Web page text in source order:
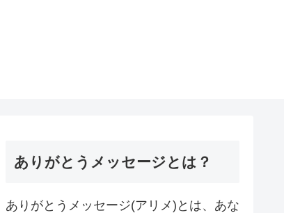
ありがとうメッセージとは？
ありがとうメッセージ(アリメ)とは、あな